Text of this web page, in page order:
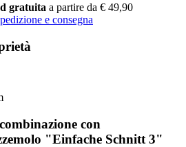
gratuita a partire da € 49,90
e consegna
con
"Einfache Schnitt 3"